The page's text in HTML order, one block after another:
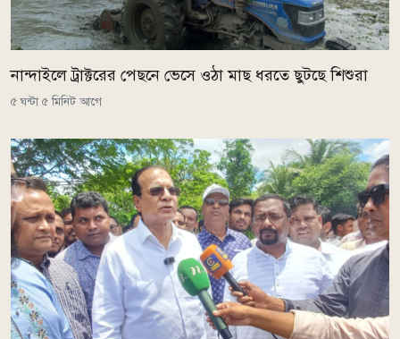
নান্দাইলে ট্রাক্টরের পেছনে ভেসে ওঠা মাছ ধরতে ছুটছে শিশুরা
৫ ঘন্টা ৫ মিনিট আগে